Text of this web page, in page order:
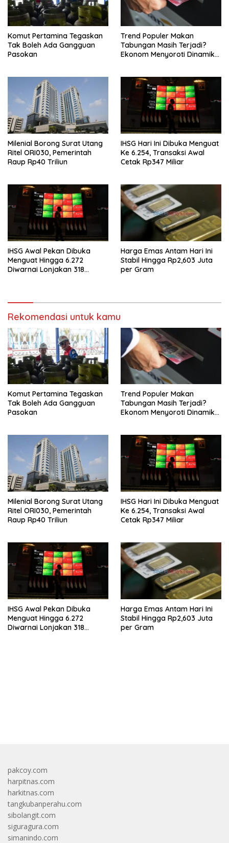
Komut Pertamina Tegaskan
Tak Boleh Ada Gangguan
Pasokan
Trend Populer Makan
Tabungan Masih Terjadi?
Ekonom Menyoroti Dinamika
Milenial Borong Surat Utang
Ritel ORI030, Pemerintah
Raup Rp40 Triliun
IHSG Hari Ini Dibuka Menguat
Ke 6.254, Transaksi Awal
Cetak Rp347 Miliar
IHSG Awal Pekan Dibuka
Menguat Hingga 6.272
Diwarnai Lonjakan 318
Harga Emas Antam Hari Ini
Stabil Hingga Rp2,603 Juta
per Gram
Rekomendasi untuk kamu
Komut Pertamina Tegaskan
Tak Boleh Ada Gangguan
Pasokan
Trend Populer Makan
Tabungan Masih Terjadi?
Ekonom Menyoroti Dinamika
Milenial Borong Surat Utang
Ritel ORI030, Pemerintah
Raup Rp40 Triliun
IHSG Hari Ini Dibuka Menguat
Ke 6.254, Transaksi Awal
Cetak Rp347 Miliar
IHSG Awal Pekan Dibuka
Menguat Hingga 6.272
Diwarnai Lonjakan 318
Harga Emas Antam Hari Ini
Stabil Hingga Rp2,603 Juta
per Gram
pakcoy.com
harpitnas.com
harkitnas.com
tangkubanperahu.com
sibolangit.com
siguragura.com
simanindo.com